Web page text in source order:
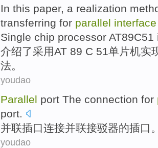
In this paper, a realization
transferring for parallel interface
Single chip processor AT89C51
介绍了采用AT 89 C 51单片机实
法。
youdao
Parallel port The connection for
port.
并联插口连接并联接驳器的插口
youdao